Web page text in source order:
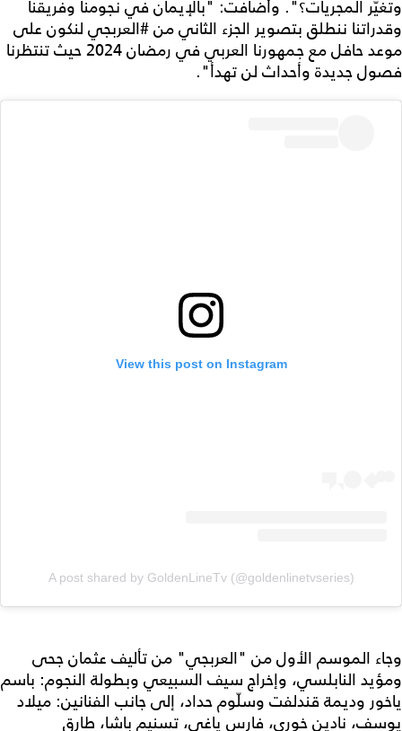
وتغيّر المجريات؟". وأضافت: "بالإيمان في نجومنا وفريقنا
وقدراتنا ننطلق بتصوير الجزء الثاني من #العربجي لنكون على
موعد حافل مع جمهورنا العربي في رمضان 2024 حيث تنتظرنا
فصول جديدة وأحداث لن تهدأ".
View this post on Instagram
A post shared by GoldenLineTv (@goldenlinetvseries)
وجاء الموسم الأول من "العربجي" من تأليف عثمان جحى
ومؤيد النابلسي، وإخراج سيف السبيعي وبطولة النجوم: باسم
ياخور وديمة قندلفت وسلّوم حداد، إلى جانب الفنانين: ميلاد
يوسف، نادين خوري، فارس ياغي، تسنيم باشا، طارق